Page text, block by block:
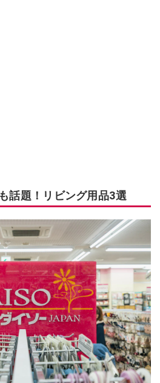
話題！リビング用品3選